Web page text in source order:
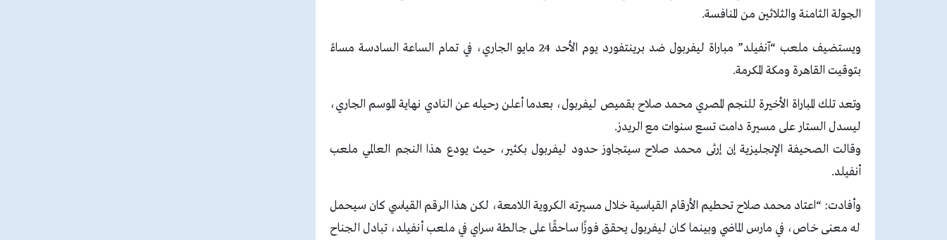
الجولة الثامنة والثلاثين من المنافسة.
ويستضيف ملعب “آنفيلد” مباراة ليفربول ضد برينتفورد يوم الأحد 24 مايو الجاري، في تمام الساعة السادسة مساءً
بتوقيت القاهرة ومكة المكرمة.
وتعد تلك المباراة الأخيرة للنجم المصري محمد صلاح بقميص ليفربول، بعدما أعلن رحيله عن النادي نهاية الموسم الجاري،
ليسدل الستار على مسيرة دامت تسع سنوات مع الريدز.
وقالت الصحيفة الإنجليزية إن إرثى محمد صلاح سيتجاوز حدود ليفربول بكثير، حيث يودع هذا النجم العالمي ملعب
أنفيلد.
وأفادت: “اعتاد محمد صلاح تحطيم الأرقام القياسية خلال مسيرته الكروية اللامعة، لكن هذا الرقم القياسي كان سيحمل
له معنى خاص، في مارس الماضي وبينما كان ليفربول يحقق فوزًا ساحقًا على جالطة سراي في ملعب أنفيلد، تبادل الجناح